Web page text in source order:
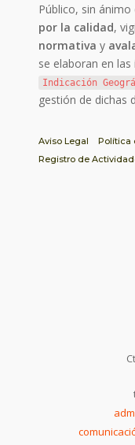
Público, sin
por la calidad,
normativa y
se elaboran en
Indicación
gestión de dichas
Aviso Legal Política
Registro de